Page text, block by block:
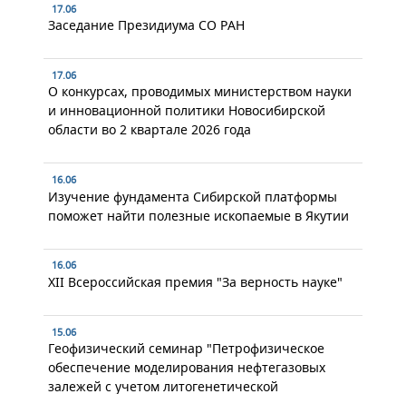
17.06
Заседание Президиума СО РАН
17.06
О конкурсах, проводимых министерством науки
и инновационной политики Новосибирской
области во 2 квартале 2026 года
16.06
Изучение фундамента Сибирской платформы
поможет найти полезные ископаемые в Якутии
16.06
XII Всероссийская премия "За верность науке"
15.06
Геофизический семинар "Петрофизическое
обеспечение моделирования нефтегазовых
залежей с учетом литогенетической